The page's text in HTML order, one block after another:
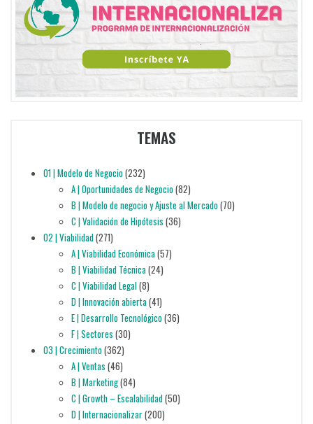
TEMAS
01 | Modelo de Negocio(232)
A | Oportunidades de Negocio(82)
B | Modelo de negocio y Ajuste al Mercado(70)
C | Validación de Hipótesis (36)
02 | Viabilidad(271)
A | Viabilidad Económica(57)
B | Viabilidad Técnica(24)
C | Viabilidad Legal(8)
D | Innovación abierta(41)
E | Desarrollo Tecnológico(36)
F | Sectores (30)
03 | Crecimiento(362)
A | Ventas (46)
B | Marketing(84)
C | Growth – Escalabilidad(50)
D | Internacionalizar(200)